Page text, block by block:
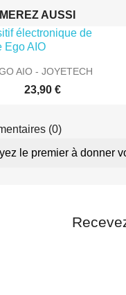
AUSSI
 Aperçu rapide
AIO - JOYETECH
23,90 €
(0)
le premier à donner